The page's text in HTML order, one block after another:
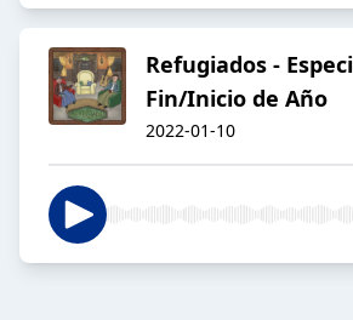
Refugiados -
Fin/Inicio de Año
2022-01-10